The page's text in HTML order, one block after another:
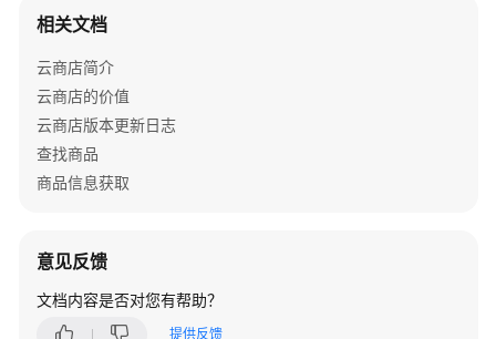
南
为
什
么
要
加
店
入
相关文档
云商店简介
云商店的价值
云商店版本更新日志
查找商品
商品信息获取
意见反馈
文档内容是否对您有帮助？
提供反馈